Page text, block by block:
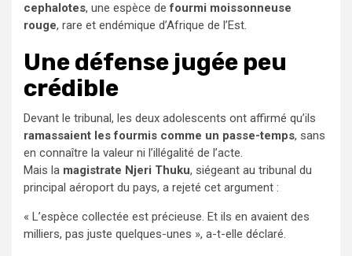
cephalotes, une espèce defourmi moissonneuse
rouge, rare et endémique d’Afrique de l’Est.
Une défense jugée peu
crédible
Devant le tribunal, les deux adolescents ont affirmé qu’ils
ramassaient les fourmis comme un passe-temps, sans
en connaître la valeur ni l’illégalité de l’acte.
Mais la magistrate Njeri Thuku, siégeant au tribunal du
principal aéroport du pays, a rejeté cet argument :
« L’espèce collectée est précieuse. Et ils en avaient des
milliers, pas juste quelques-unes », a-t-elle déclaré.